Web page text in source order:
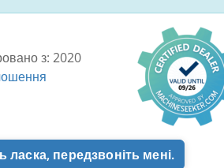
з: 2020
ласка, передзвоніть мені.